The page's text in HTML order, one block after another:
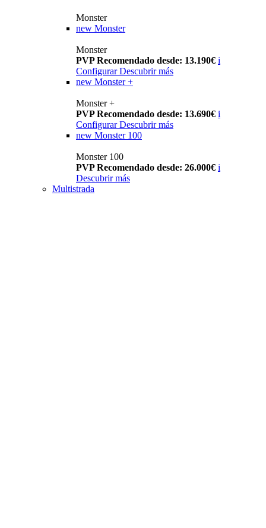
Monster
new Monster
Monster
PVP Recomendado desde: 13.190€ i
Configurar Descubrir más
new Monster +
Monster +
PVP Recomendado desde: 13.690€ i
Configurar Descubrir más
new Monster 100
Monster 100
PVP Recomendado desde: 26.000€ i
Descubrir más
Multistrada